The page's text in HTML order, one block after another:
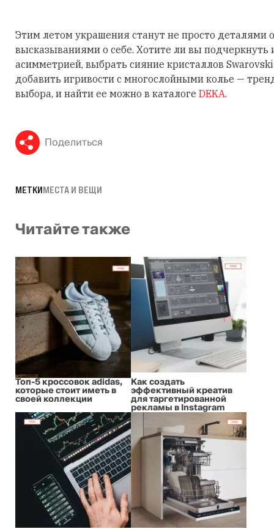
Этим летом украшения станут не просто деталями
высказываниями о себе. Хотите ли вы подчеркнуть
асимметрией, выбрать сияние кристаллов
добавить игривости с многослойными колье —
выбора, и найти ее можно в каталоге DEKA.
Поделиться
МЕТКИМЕСТА И ВЕЩИ
Читайте также
Топ-5 кроссовок adidas,
которые стоит иметь в
своей коллекции
Как создать
эффективный креатив
для таргетированной
рекламы в Instagram